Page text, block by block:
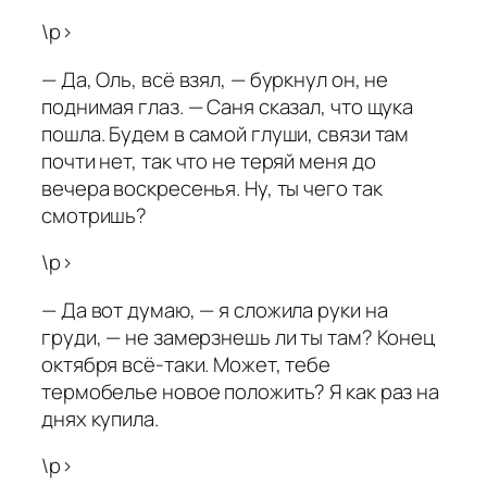
\p>
— Да, Оль, всё взял, — буркнул он, не
поднимая глаз. — Саня сказал, что щука
пошла. Будем в самой глуши, связи там
почти нет, так что не теряй меня до
вечера воскресенья. Ну, ты чего так
смотришь?
\p>
— Да вот думаю, — я сложила руки на
груди, — не замерзнешь ли ты там? Конец
октября всё-таки. Может, тебе
термобелье новое положить? Я как раз на
днях купила.
\p>